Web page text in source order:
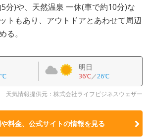
分)や、天然温泉 一休(車で約10分)な
トもあり、アウトドアとあわせて周辺
る。
明日
36℃／26℃
天気情報提供元：株式会社ライフビジネスウェザー
料金、公式サイトの情報を見る